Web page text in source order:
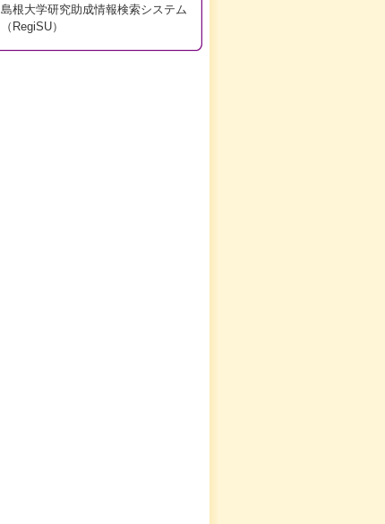
島根大学研究助成情報検索システム
（RegiSU）